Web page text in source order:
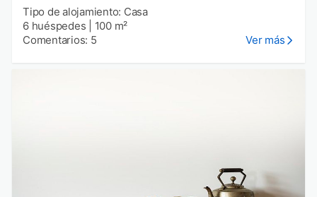
Tipo de alojamiento: Casa
6 huéspedes
100 m²
Comentarios: 5
Ver más